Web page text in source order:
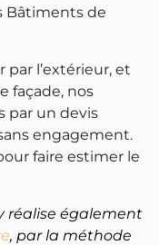
Bâtiments de
par l’extérieur, et
façade, nos
par un devis
engagement.
faire estimer le
réalise également
, par la méthode